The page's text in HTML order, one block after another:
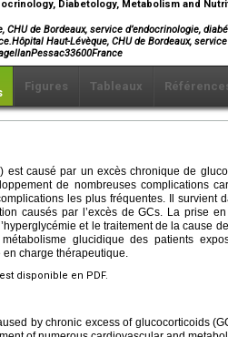
Diabetology, Metabolism and
CHU de Bordeaux, service d’endocrinologie,
Haut-Lévèque, CHU de Bordeaux,
Figures Tableaux
est causé par un excès chronique de
de nombreuses complications
les plus fréquentes. Il survient
causés par l’excès de GCs. La prise
et le traitement de la cause
glucidique des patients
charge thérapeutique.
disponible en PDF.
by chronic excess of glucocorticoids